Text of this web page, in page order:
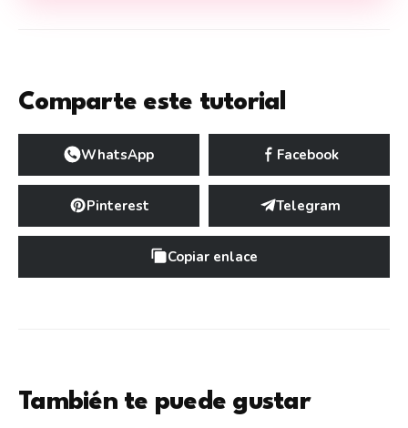
Comparte este tutorial
WhatsApp Facebook
Pinterest Telegram
Copiar enlace
También te puede gustar